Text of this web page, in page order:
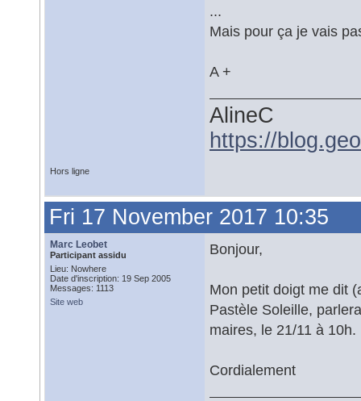
...
Mais pour ça je vais
A +
AlineC
https://
Hors ligne
Fri 17 November 2017 10:35
Marc Leobet
Participant assidu
Lieu: Nowhere
Date d'inscription: 19 Sep 2005
Messages: 1113
Site web
Bonjour,
Mon petit doigt me dit
Pastèle Soleille,
maires, le 21/11 à 10h.
Cordialement